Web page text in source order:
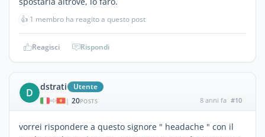
👍 1 membro ha reagito a questo post
Reagisci Rispondi
D dstrati Utente
| 20POSTS 8 anni fa #10
vorrei rispondere a questo signore " headache " con il